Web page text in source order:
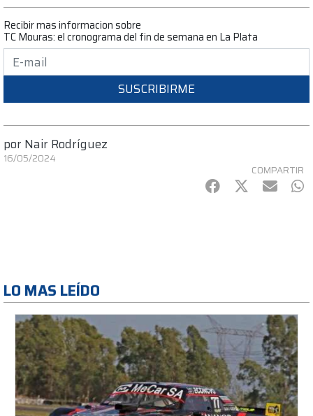
Recibir mas informacion sobre
TC Mouras: el cronograma del fin de semana en La Plata
SUSCRIBIRME
por Nair Rodríguez
16/05/2024
COMPARTIR
Facebook
Twitter
mail
LO MAS LEÍDO